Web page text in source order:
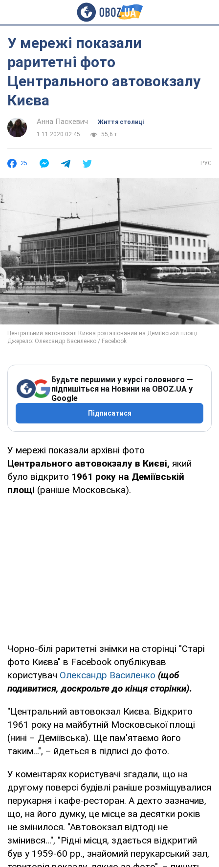
У мережі показали
раритетні фото
Центрального автовокзалу
Києва
Анна Паскевич
Життя столиці
1.11.2020 02:45
55,6 т.
25 РУС
Будьте першими у курсі головного —
підпишіться на Новини на OBOZ.UA у
Google
Підписатися
У мережі показали архівні фото
Центрального автовокзалу в Києві, який
було відкрито 1961 року на Деміївській
площі (раніше Московська).
Чорно-білі раритетні знімки на сторінці "Старі
фото Києва" в Facebook опублікував
користувач Олександр Василенко (щоб
подивитися, доскрольте до кінця сторінки).
"Центральний автовокзал Києва. Відкрито
1961 року на майбутній Московської площі
(нині – Деміївська). Ще пам'ятаємо його
таким...", – йдеться в підписі до фото.
У коментарях користувачі згадали, що на
другому поверсі будівлі раніше розміщувалися
перукарня і кафе-ресторан. А дехто зазначив,
що, на його думку, це місце за десятки років
не змінилося. "Автовокзал відтоді не
змінився...", "Рідні місця, здається відкритий
був у 1959-60 рр., знайомий перукарський зал,